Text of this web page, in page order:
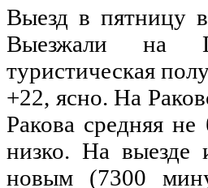
Выезд в пятницу
Выезжалина
туристическая
+22, ясно. На
Ракова средняяне
низко. На выезде
новым (7300